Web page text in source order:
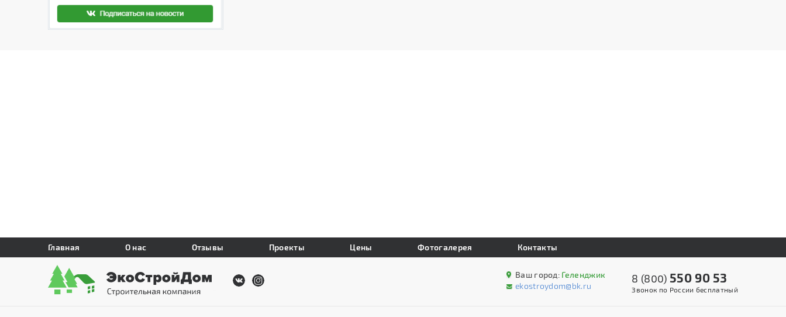
Главная О нас Отзывы Проекты Цены Фотогалерея Контакты
Ваш город: Геленджик
ekostroydom@bk.ru
8 (800) 550 90 53
Звонок по России бесплатный